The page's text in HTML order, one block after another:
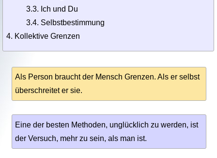
3.3. Ich und Du
3.4. Selbstbestimmung
Kollektive Grenzen
Als Person braucht der Mensch Grenzen. Als er selbst
überschreitet er sie.
Eine der besten Methoden, unglücklich zu werden, ist
der Versuch, mehr zu sein, als man ist.